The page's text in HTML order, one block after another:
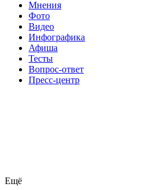
Мнения
Фото
Видео
Инфографика
Афиша
Тесты
Вопрос-ответ
Пресс-центр
Ещё